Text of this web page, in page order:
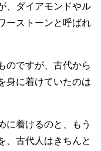
、ダイアモンドやル
ーストーンと呼ばれ
のですが、古代から
身に着けていたのは
に着けるのと、もう
、古代人はきちんと